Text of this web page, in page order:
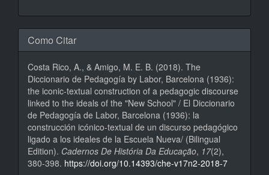
Como Citar
Costa Rico, A., & Amigo, M. E. B. (2018). The
Diccionario de Pedagogía by Labor, Barcelona (1936):
the iconic-textual construction of a pedagogic discourse
linked to the ideals of the "New School" / El Diccionario
de Pedagogía de Labor, Barcelona (1936): la
construcción icónico-textual de un discurso pedagógico
ligado a los ideales de la Escuela Nueva/ (Bilingual
Edition). Cadernos De História Da Educação, 17(2),
380-398. https://doi.org/10.14393/che-v17n2-2018-7